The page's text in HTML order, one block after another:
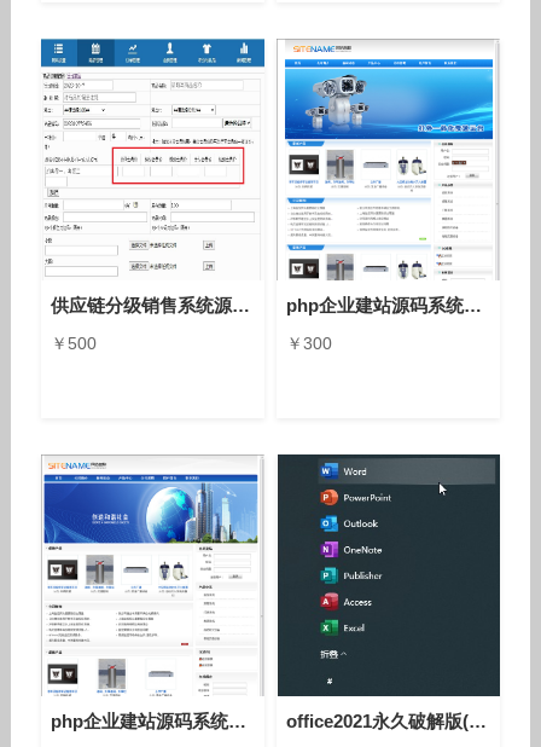
供应链分级销售系统源码pc+手机版 支付宝微信收款系统
￥500
php企业建站源码系统8.0单站版，单语言双语言多语言anfang10a7
￥300
php企业建站源码系统8.0单站版，单语言双语言多语言anfang10a6 office2021永久破解版(Microsoft Office 2021)免费版